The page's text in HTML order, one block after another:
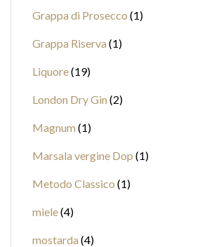
Grappa di Prosecco 1
Grappa Riserva 1
Liquore 19
London Dry Gin 2
Magnum 1
Marsala vergine Dop 1
Metodo Classico 1
miele 4
mostarda 4